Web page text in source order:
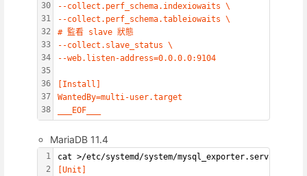
30
31
32
33
34
35
36
37
38
--collect.perf_schema.indexiowaits \
--collect.perf_schema.tableiowaits \
# 監看 slave 狀態
--collect.slave_status \
--web.listen-address=0.0.0.0:9104
[Install]
WantedBy=multi-user.target
___EOF___
MariaDB 11.4
1
2
cat >/etc/systemd/system/mysql_exporter.service
[Unit]